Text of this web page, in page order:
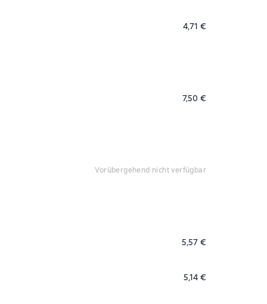
4,71 €
7,50 €
vorübergehend nicht verfügbar
5,57 €
5,14 €